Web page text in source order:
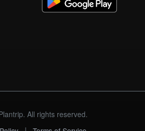
All rights reserved.